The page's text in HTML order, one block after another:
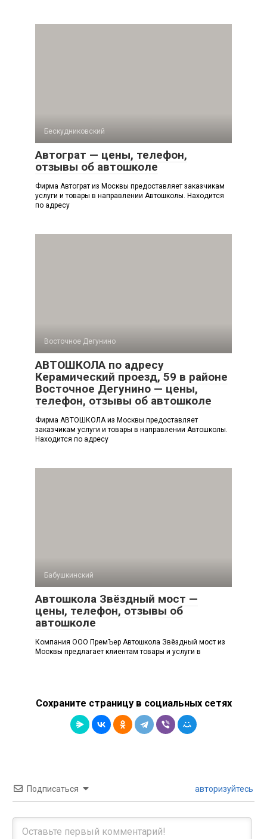
Бескудниковский
Автограт — цены, телефон,
отзывы об автошколе
Фирма Автограт из Москвы предоставляет заказчикам
услуги и товары в направлении Автошколы. Находится
по адресу
Восточное Дегунино
АВТОШКОЛА по адресу
Керамический проезд, 59 в районе
Восточное Дегунино — цены,
телефон, отзывы об автошколе
Фирма АВТОШКОЛА из Москвы предоставляет
заказчикам услуги и товары в направлении Автошколы.
Находится по адресу
Бабушкинский
Автошкола Звёздный мост —
цены, телефон, отзывы об
автошколе
Компания ООО ПремЪер Автошкола Звёздный мост из
Москвы предлагает клиентам товары и услуги в
Сохраните страницу в социальных сетях
Подписаться авторизуйтесь